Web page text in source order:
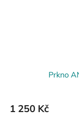
Prkno
1 250 Kč